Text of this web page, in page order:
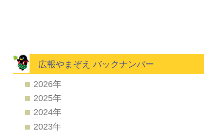
広報やまぞえ バックナンバー
2026年
2025年
2024年
2023年